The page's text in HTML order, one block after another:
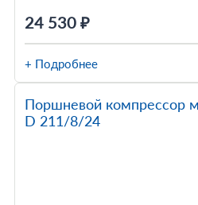
24 530 ₽
+ Подробнее
Поршневой компрессор
D 211/8/24